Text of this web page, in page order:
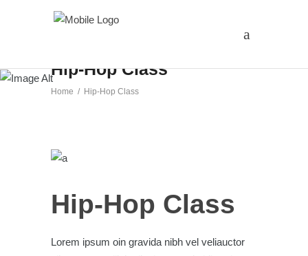
Hip-Hop Class
Home / Hip-Hop Class
Hip-Hop Class
Lorem ipsum oin gravida nibh vel veliauctor